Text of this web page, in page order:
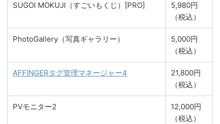
SUGOI MOKUJI（すごいもくじ）[PRO]
5,980円
（税込）
PhotoGallery（写真ギャラリー）
5,000円
（税込）
AFFINGERタグ管理マネージャー4
21,800円
（税込）
PVモニター2
12,000円
（税込）